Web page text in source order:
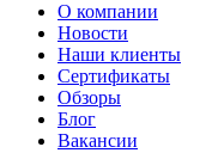
О компании
Новости
Наши клиенты
Сертификаты
Обзоры
Блог
Вакансии